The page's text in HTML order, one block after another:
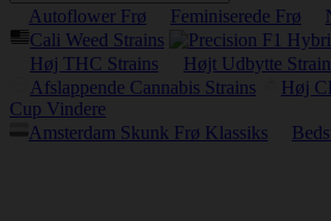
Autoflower Frø Feminiserede Frø
Cali Weed Strains
Høj THC Strains
Højt Udbytte
Afslappende Cannabis Strains
Høj
Cup Vindere
Amsterdam Skunk Frø Klassiks